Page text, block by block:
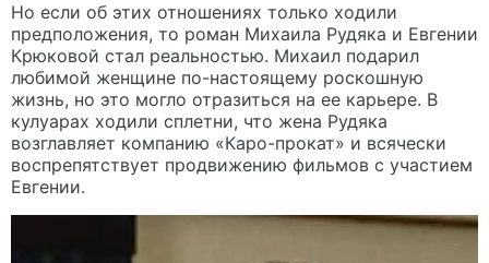
Но если об этих отношениях только ходили
предположения, то роман Михаила Рудяка и Евгении
Крюковой стал реальностью. Михаил подарил
любимой женщине по-настоящему роскошную
жизнь, но это могло отразиться на ее карьере. В
кулуарах ходили сплетни, что жена Рудяка
возглавляет компанию «Каро-прокат» и всячески
воспрепятствует продвижению фильмов с участием
Евгении.